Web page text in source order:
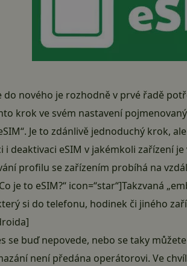
nového je rozhodně v prvé řadě
krok ve svém nastavení
Je to zdánlivě jednoduchý krok,
i deaktivaci eSIM v jakémkoli zařízení
profilu se zařízením probíhá na
je to eSIM?“ icon=“star“]Takzvaná
si do telefonu, hodinek či jiného
se buď nepovede, nebo se taky
není předána operátorovi. Ve